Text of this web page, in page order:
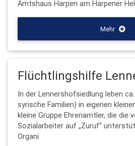
Amtshaus Harpen am Harpener
Mehr
Flüchtlingshilfe
In der Lennershofsiedlung leben
syrische Familien) in eigenen
kleine Gruppe Ehrenamtler, die die
Sozialarbeiter auf „Zuruf“
Organi